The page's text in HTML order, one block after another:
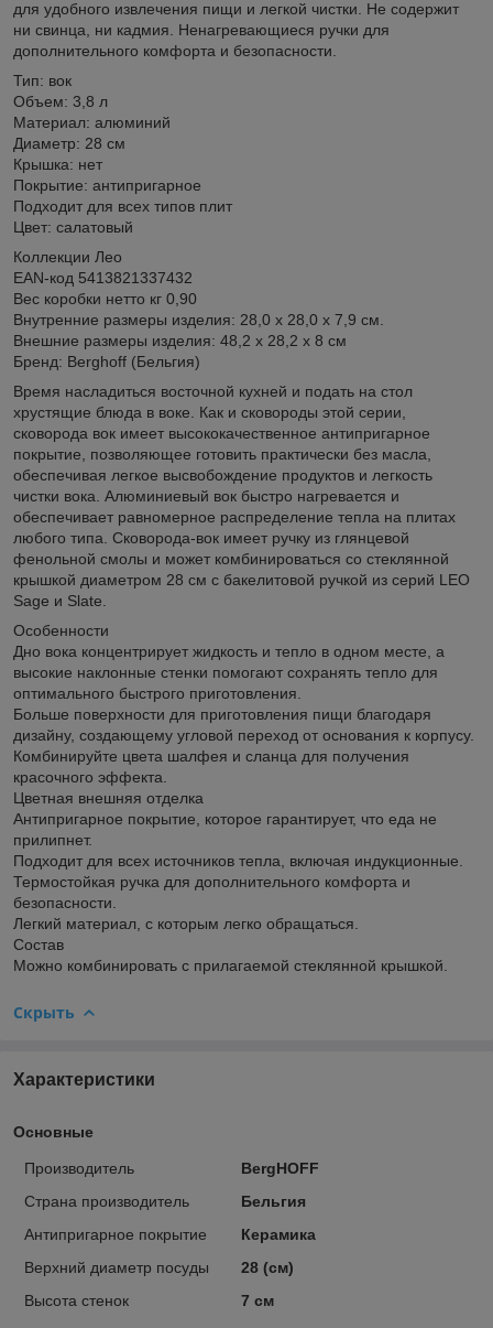
для удобного извлечения пищи и легкой чистки. Не содержит
ни свинца, ни кадмия. Ненагревающиеся ручки для
дополнительного комфорта и безопасности.
Тип: вок
Объем: 3,8 л
Материал: алюминий
Диаметр: 28 см
Крышка: нет
Покрытие: антипригарное
Подходит для всех типов плит
Цвет: салатовый
Коллекции Лео
EAN-код 5413821337432
Вес коробки нетто кг 0,90
Внутренние размеры изделия: 28,0 х 28,0 х 7,9 см.
Внешние размеры изделия: 48,2 х 28,2 х 8 см
Бренд: Berghoff (Бельгия)
Время насладиться восточной кухней и подать на стол
хрустящие блюда в воке. Как и сковороды этой серии,
сковорода вок имеет высококачественное антипригарное
покрытие, позволяющее готовить практически без масла,
обеспечивая легкое высвобождение продуктов и легкость
чистки вока. Алюминиевый вок быстро нагревается и
обеспечивает равномерное распределение тепла на плитах
любого типа. Сковорода-вок имеет ручку из глянцевой
фенольной смолы и может комбинироваться со стеклянной
крышкой диаметром 28 см с бакелитовой ручкой из серий LEO
Sage и Slate.
Особенности
Дно вока концентрирует жидкость и тепло в одном месте, а
высокие наклонные стенки помогают сохранять тепло для
оптимального быстрого приготовления.
Больше поверхности для приготовления пищи благодаря
дизайну, создающему угловой переход от основания к корпусу.
Комбинируйте цвета шалфея и сланца для получения
красочного эффекта.
Цветная внешняя отделка
Антипригарное покрытие, которое гарантирует, что еда не
прилипнет.
Подходит для всех источников тепла, включая индукционные.
Термостойкая ручка для дополнительного комфорта и
безопасности.
Легкий материал, с которым легко обращаться.
Состав
Можно комбинировать с прилагаемой стеклянной крышкой.
Скрыть
Характеристики
Основные
Производитель
BergHOFF
Страна производитель
Бельгия
Антипригарное покрытие
Керамика
Верхний диаметр посуды
28 (см)
Высота стенок
7 см